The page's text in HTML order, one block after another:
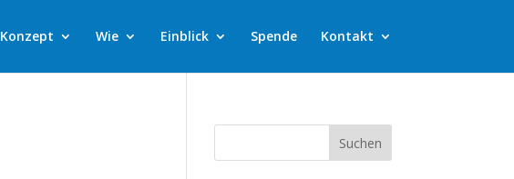
Konzept Wie Einblick Spende Kontakt